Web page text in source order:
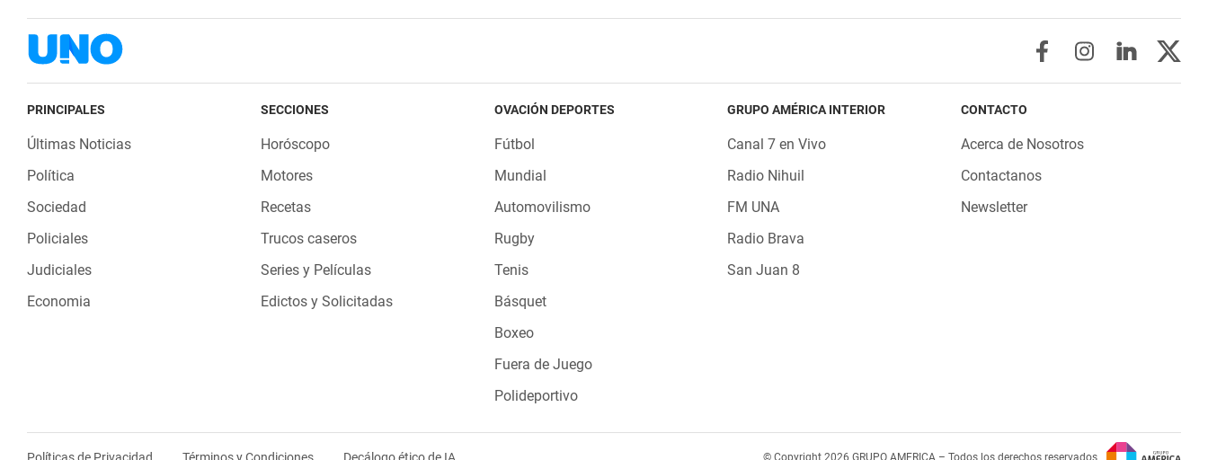
PRINCIPALES
Últimas Noticias
Política
Sociedad
Policiales
Judiciales
Economia
SECCIONES
Horóscopo
Motores
Recetas
Trucos caseros
Series y Películas
Edictos y Solicitadas
OVACIÓN DEPORTES
Fútbol
Mundial
Automovilismo
Rugby
Tenis
Básquet
Boxeo
Fuera de Juego
Polideportivo
GRUPO AMÉRICA INTERIOR
Canal 7 en Vivo
Radio Nihuil
FM UNA
Radio Brava
San Juan 8
CONTACTO
Acerca de Nosotros
Contactanos
Newsletter
© Copyright 2026 GRUPO AMERICA – Todos los derechos reservados